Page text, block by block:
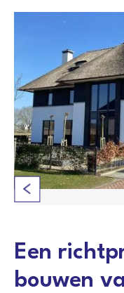
Een
bouwen